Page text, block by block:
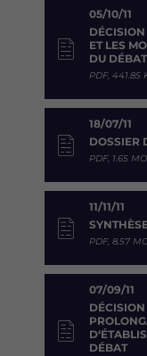
05/10/11
ET LES
DU
PDF, 441.85
18/07/11
DOSSIER
PDF, 1.65 MO
11/11/11
PDF, 8.57
07/09/11
DÉBAT